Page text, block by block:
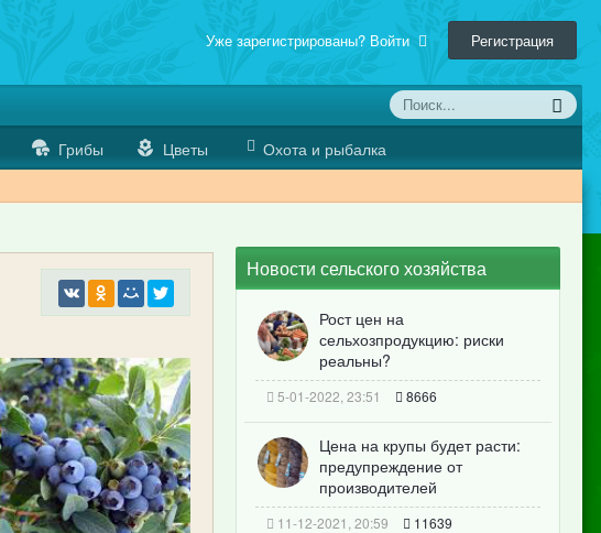
Уже зарегистрированы? Войти Регистрация
Грибы Цветы Охота и рыбалка
Новости сельского хозяйства
Рост цен на
сельхозпродукцию: риски
реальны?
5-01-2022, 23:51 8666
Цена на крупы будет расти:
предупреждение от
производителей
11-12-2021, 20:59 11639